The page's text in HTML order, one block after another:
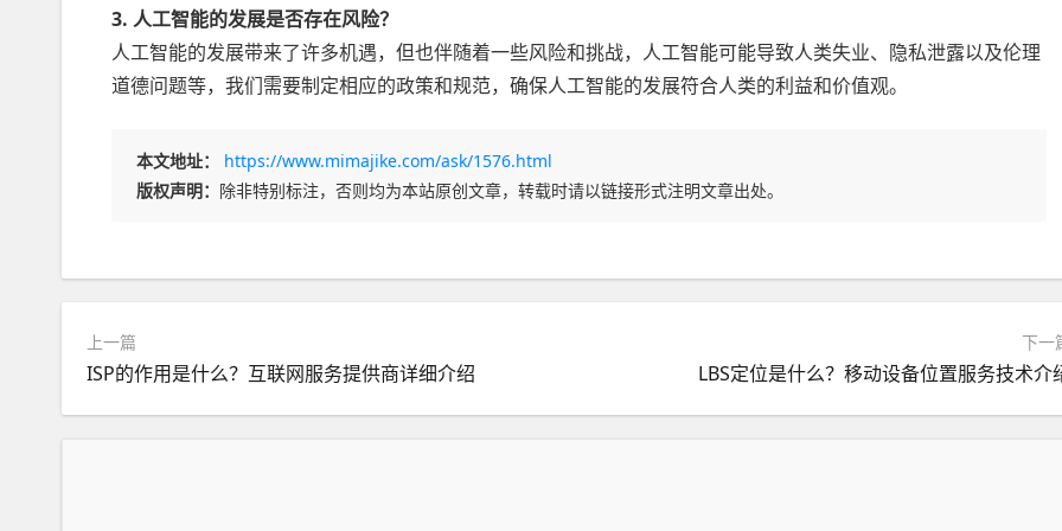
3. 人工智能的发展是否存在风险？
人工智能的发展带来了许多机遇，但也伴随着一些风险和挑战，人工智能可能导致人类失业、隐私泄露以及伦理
道德问题等，我们需要制定相应的政策和规范，确保人工智能的发展符合人类的利益和价值观。
本文地址：
https://www.mimajike.com/ask/1576.html
版权声明： 除非特别标注，否则均为本站原创文章，转载时请以链接形式注明文章出处。
上一篇
ISP的作用是什么？互联网服务提供商详细介绍
下一
LBS定位是什么？移动设备位置服务技术介